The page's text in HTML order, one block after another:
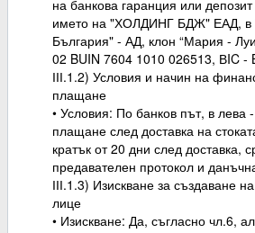
на банкова гаранция или
името на "ХОЛДИНГ БДЖ" ЕАД, в
България" - АД, клон “Мария -
02 BUIN 7604 1010 026513, ВIC -
ІІІ.1.2) Условия и начин на
плащане
• Условия: По банков път, в лева
плащане след доставка на
кратък от 20 дни след доставка,
предавателен протокол и
ІІІ.1.3) Изискване за създаване
лице
• Изискване: Да, съгласно чл.6,